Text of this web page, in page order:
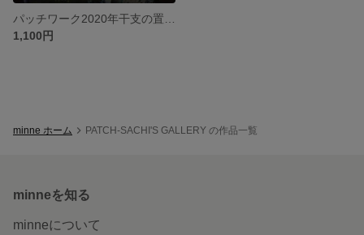
1,100円
minne ホーム PATCH-SACHI'S GALLERY の作品一覧
minneを知る
minneについて